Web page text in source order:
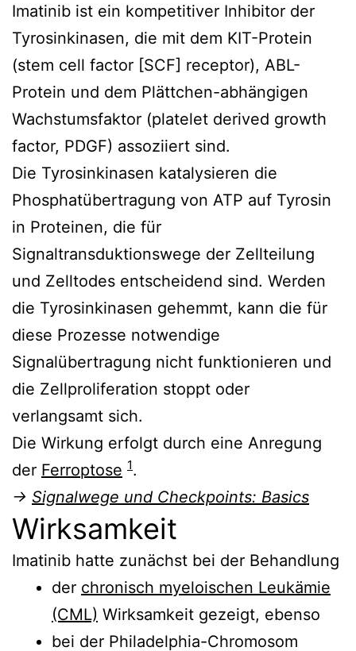
Imatinib ist ein kompetitiver Inhibitor der
Tyrosinkinasen, die mit dem KIT-Protein
(stem cell factor [SCF] receptor), ABL-
Protein und dem Plättchen-abhängigen
Wachstumsfaktor (platelet derived growth
factor, PDGF) assoziiert sind.
Die Tyrosinkinasen katalysieren die
Phosphatübertragung von ATP auf Tyrosin
in Proteinen, die für
Signaltransduktionswege der Zellteilung
und Zelltodes entscheidend sind. Werden
die Tyrosinkinasen gehemmt, kann die für
diese Prozesse notwendige
Signalübertragung nicht funktionieren und
die Zellproliferation stoppt oder
verlangsamt sich.
Die Wirkung erfolgt durch eine Anregung
der Ferroptose 1.
→ Signalwege und Checkpoints: Basics
Wirksamkeit
Imatinib hatte zunächst bei der Behandlung
der chronisch myeloischen Leukämie
(CML) Wirksamkeit gezeigt, ebenso
bei der Philadelphia-Chromosom